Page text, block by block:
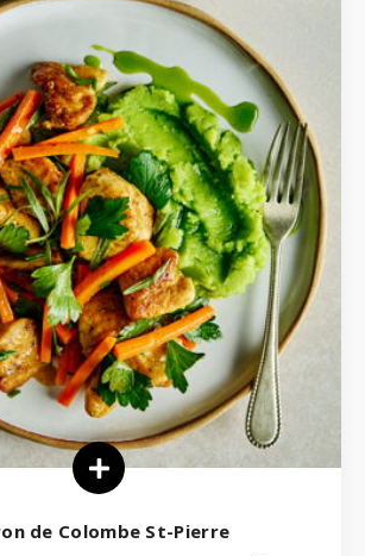
de Colombe St-Pierre